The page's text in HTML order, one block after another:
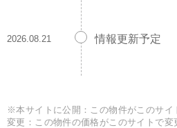
2026.08.21 情報更新予定
※本サイトに公開：この物件がこのサ
変更：この物件の価格がこのサイトで